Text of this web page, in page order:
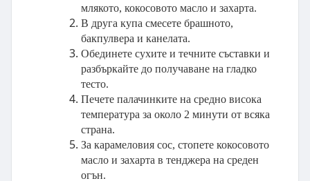
млякото, кокосовото масло и захарта.
В друга купа смесете брашното,
бакпулвера и канелата.
Обединете сухите и течните съставки и
разбъркайте до получаване на гладко
тесто.
Печете палачинките на средно висока
температура за около 2 минути от всяка
страна.
За карамеловия сос, стопете кокосовото
масло и захарта в тенджера на среден
огън.